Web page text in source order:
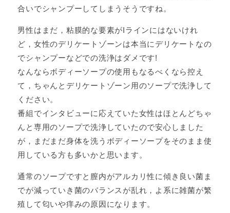
合いでシャンプーしてしまうそうですね。
男性はまだ，粘膜的な要素がIラインにはないけれ
ど，女性のデリケートゾーンは本当にデリケートなの
でシャンプーなどでの洗浄はダメです!
なんならボディーソープの使用もなるべくなら控え
て，ちゃんとデリケートゾーン用のソープで洗浄して
ください。
番組でインタビューに応えていた女性はほとんどちゃ
んと専用のソープで洗浄していたので安心しました
が，まだまだ身体を洗うボディーソープをそのまま使
用している方も多いかと思います。
通常のソープですと膣内がアルカリ性に傾き良い菌ま
でが減っていき菌のバランスが乱れ，よ系に雑菌が繁
殖して匂いや痒みの原因になります。